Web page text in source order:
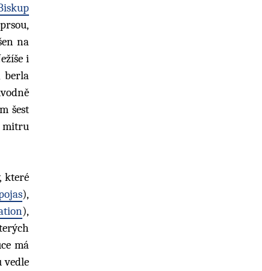
na
i
berla
šest
mitru
které
),
),
má
vedle